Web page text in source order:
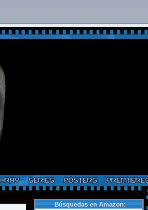
Búsquedas en Amazon: